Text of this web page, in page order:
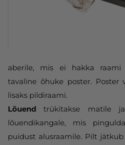
aberile, mis ei hakka raami
tavaline õhuke poster. Poster
lisaks pildiraami.
Lõuend trükitakse matile
lõuendikangale, mis
puidust alusraamile. Pilt